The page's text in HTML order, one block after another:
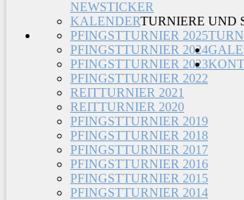
NEWSTICKER
KALENDERTURNIERE UND
PFINGSTTURNIER 2025
PFINGSTTURNIER 2024
PFINGSTTURNIER 2023
PFINGSTTURNIER 2022
REITTURNIER 2021
REITTURNIER 2020
PFINGSTTURNIER 2019
PFINGSTTURNIER 2018
PFINGSTTURNIER 2017
PFINGSTTURNIER 2016
PFINGSTTURNIER 2015
PFINGSTTURNIER 2014